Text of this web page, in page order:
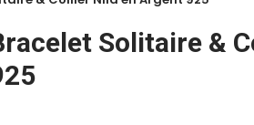
Solitaire &